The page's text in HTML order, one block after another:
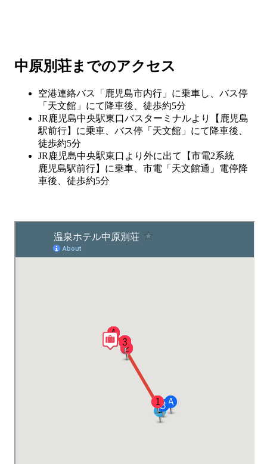
中原別荘までのアクセス
空港連絡バス「鹿児島市内行」に乗車し、バス停
「天文館」にて降車後、徒歩約5分
JR鹿児島中央駅東口バスターミナルより【鹿児島
駅前行】に乗車、バス停「天文館」にて降車後、
徒歩約5分
JR鹿児島中央駅東口より外に出て【市電2系統
鹿児島駅前行】に乗車、市電「天文館通」電停降
車後、徒歩約5分